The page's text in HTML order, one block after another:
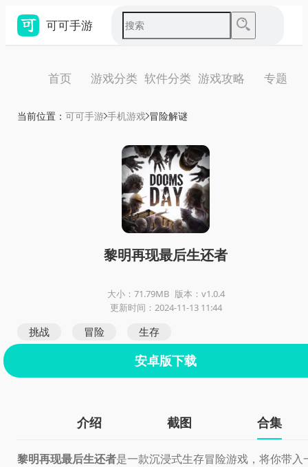
可可手游
首页 游戏分类 软件分类 游戏攻略 专题
当前位置： 可可手游 手机游戏 冒险解谜
黎明再现最后生还者
大小：71.79MB 版本：v1.0.4
更新时间：2024-11-13 11:44
挑战 冒险 生存
安卓版下载
介绍 截图 合集
黎明再现最后生还者是一款沉浸式生存冒险游戏，将你带入